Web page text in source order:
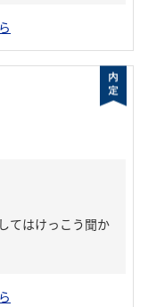
てはけっこう聞か